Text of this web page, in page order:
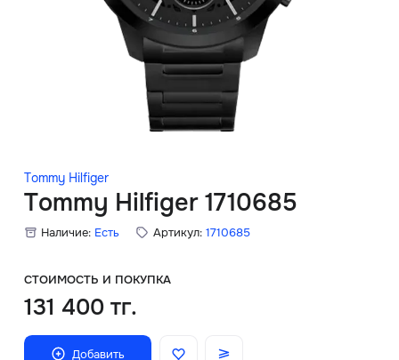
Tommy Hilfiger
Tommy Hilfiger 1710685
Наличие: Есть Артикул: 1710685
СТОИМОСТЬ И ПОКУПКА
131 400 тг.
Добавить
Каталог
Мужские часы
Женские часы
Скидки
Главная
О нас